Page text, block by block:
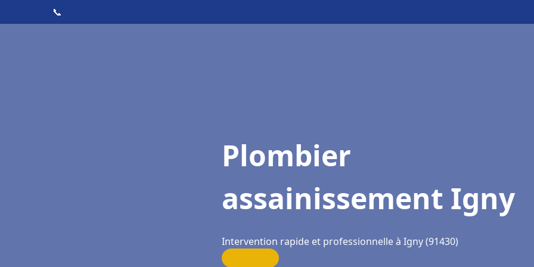
📞
Plombier
assainissement Igny
Intervention rapide et professionnelle à Igny (91430)